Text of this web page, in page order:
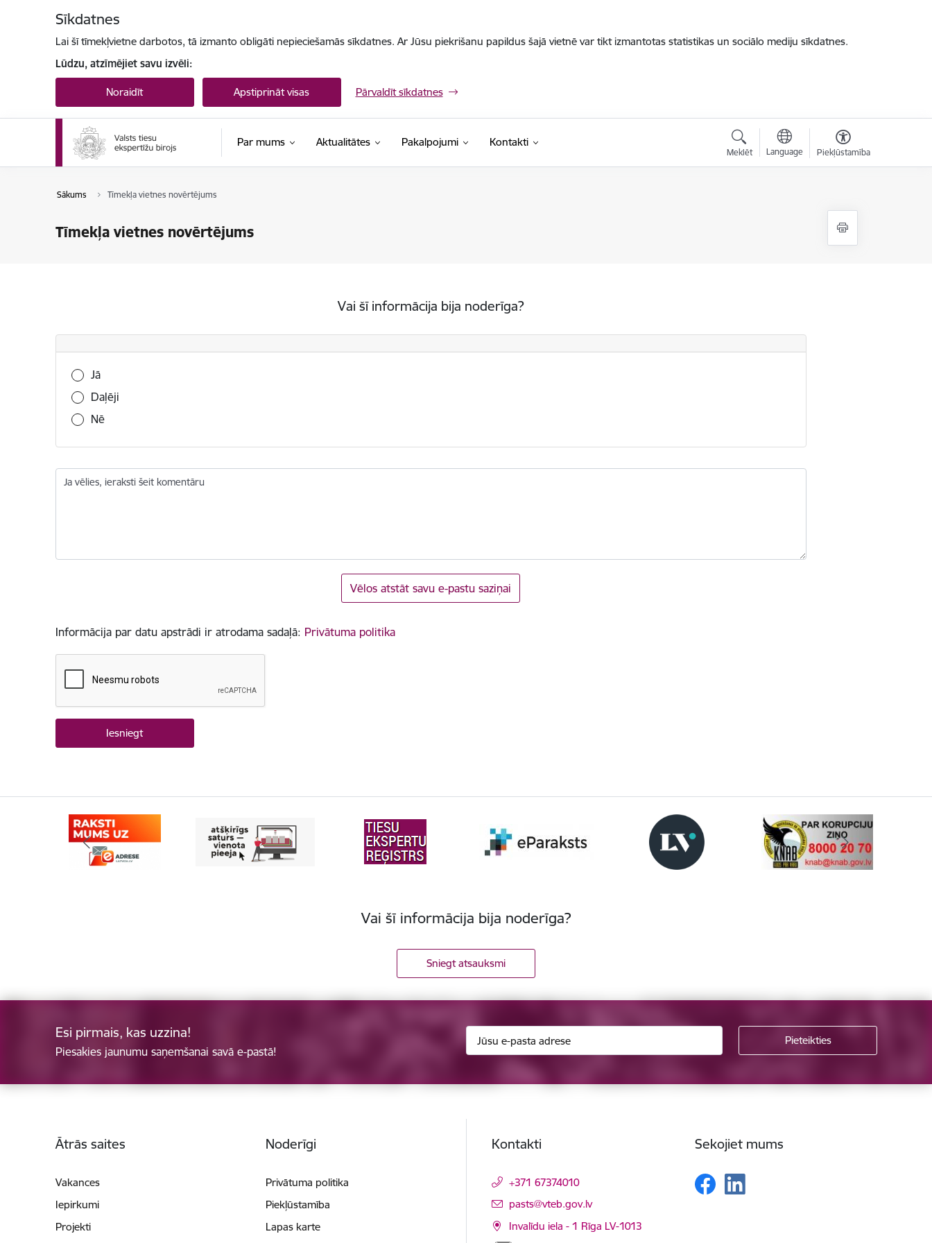
Sīkdatnes
Lai šī tīmekļvietne darbotos, tā izmanto obligāti nepieciešamās sīkdatnes. Ar Jūsu piekrišanu papildus šajā vietnē var tikt izmantotas statistikas un sociālo mediju sīkdatnes.
Lūdzu, atzīmējiet savu izvēli:
Noraidīt Apstiprināt visas Pārvaldīt sīkdatnes
Par mums Aktualitātes Pakalpojumi Kontakti
Meklēt Language Piekļūstamība
Sākums Tīmekļa vietnes novērtējums
Tīmekļa vietnes novērtējums
Vai šī informācija bija noderīga?
Vai šī informācija bija noderīga?
Jā
Daļēji
Nē
Ja vēlies, ieraksti šeit komentāru
Vēlos atstāt savu e-pastu saziņai
Informācija par datu apstrādi ir atrodama sadaļā: Privātuma politika
Vai šī informācija bija noderīga?
Sniegt atsauksmi
Esi pirmais, kas uzzina!
Piesakies jaunumu saņemšanai savā e-pastā!
Ātrās saites
Vakances
Iepirkumi
Projekti
Noderīgi
Privātuma politika
Piekļūstamība
Lapas karte
Kontakti
+371 67374010
E-pasts:
pasts@vteb.gov.lv
Invalīdu iela - 1 Rīga LV-1013
Sekojiet mums